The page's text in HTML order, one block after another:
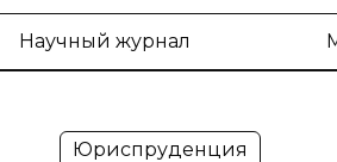
Научный журнал
Юриспруденция